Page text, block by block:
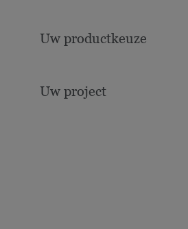
Uw productkeuze
Uw project